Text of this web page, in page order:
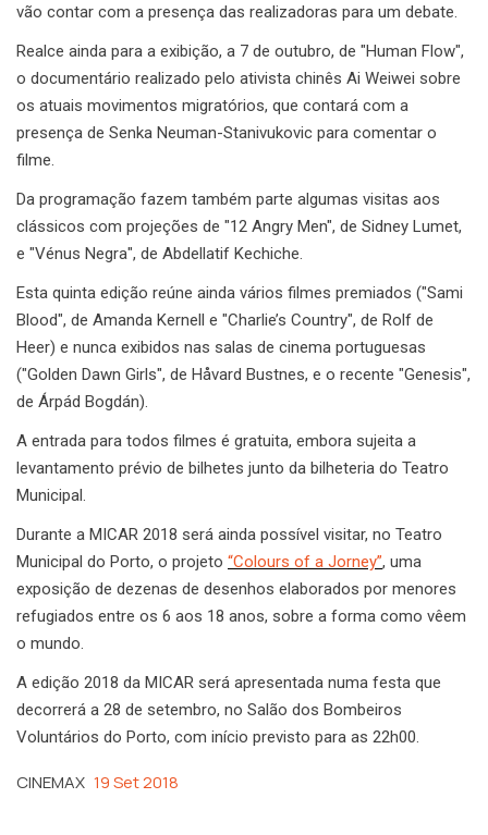
vão contar com a presença das realizadoras para um debate.
Realce ainda para a exibição, a 7 de outubro, de "Human Flow",
o documentário realizado pelo ativista chinês Ai Weiwei sobre
os atuais movimentos migratórios, que contará com a
presença de Senka Neuman-Stanivukovic para comentar o
filme.
Da programação fazem também parte algumas visitas aos
clássicos com projeções de "12 Angry Men", de Sidney Lumet,
e "Vénus Negra", de Abdellatif Kechiche.
Esta quinta edição reúne ainda vários filmes premiados ("Sami
Blood", de Amanda Kernell e "Charlie’s Country", de Rolf de
Heer) e nunca exibidos nas salas de cinema portuguesas
("Golden Dawn Girls", de Håvard Bustnes, e o recente "Genesis",
de Árpád Bogdán).
A entrada para todos filmes é gratuita, embora sujeita a
levantamento prévio de bilhetes junto da bilheteria do Teatro
Municipal.
Durante a MICAR 2018 será ainda possível visitar, no Teatro
Municipal do Porto, o projeto “Colours of a Jorney”, uma
exposição de dezenas de desenhos elaborados por menores
refugiados entre os 6 aos 18 anos, sobre a forma como vêem
o mundo.
A edição 2018 da MICAR será apresentada numa festa que
decorrerá a 28 de setembro, no Salão dos Bombeiros
Voluntários do Porto, com início previsto para as 22h00.
CINEMAX 19 Set 2018